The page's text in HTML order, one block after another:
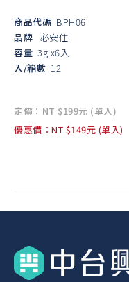
商品代碼 BPH06
品牌 必安住
容量 3g x6入
入/箱數 12
定價：NT $199元 (單入)
優惠價：NT $149元 (單入)